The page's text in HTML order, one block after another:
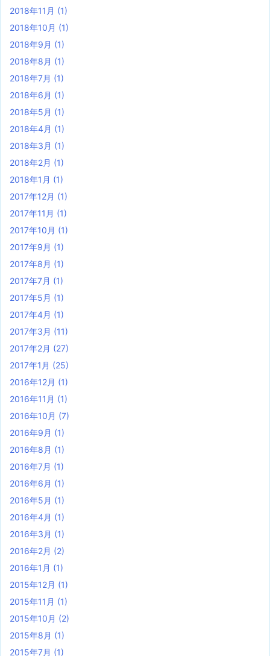
2018年11月 (1)
2018年10月 (1)
2018年9月 (1)
2018年8月 (1)
2018年7月 (1)
2018年6月 (1)
2018年5月 (1)
2018年4月 (1)
2018年3月 (1)
2018年2月 (1)
2018年1月 (1)
2017年12月 (1)
2017年11月 (1)
2017年10月 (1)
2017年9月 (1)
2017年8月 (1)
2017年7月 (1)
2017年5月 (1)
2017年4月 (1)
2017年3月 (11)
2017年2月 (27)
2017年1月 (25)
2016年12月 (1)
2016年11月 (1)
2016年10月 (7)
2016年9月 (1)
2016年8月 (1)
2016年7月 (1)
2016年6月 (1)
2016年5月 (1)
2016年4月 (1)
2016年3月 (1)
2016年2月 (2)
2016年1月 (1)
2015年12月 (1)
2015年11月 (1)
2015年10月 (2)
2015年8月 (1)
2015年7月 (1)